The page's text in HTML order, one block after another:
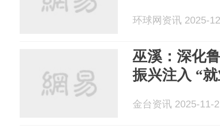
环球网资讯 2025-
巫溪：深化
振兴注入 “
金台资讯 2025-11-